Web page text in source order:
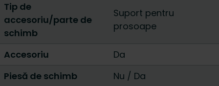
Tip de
accesoriu/parte de
schimb
Suport pentru
prosoape
Accesoriu
Da
Piesă de schimb
Nu / Da